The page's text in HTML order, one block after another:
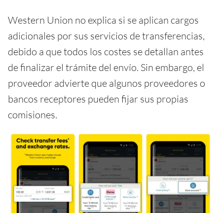
Western Union no explica si se aplican cargos
adicionales por sus servicios de transferencias,
debido a que todos los costes se detallan antes
de finalizar el trámite del envío. Sin embargo, el
proveedor advierte que algunos proveedores o
bancos receptores pueden fijar sus propias
comisiones.